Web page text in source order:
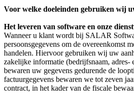
Voor welke doeleinden gebruiken wij
Het leveren van software en onze
Wanneer u klant wordt bij SALAR
persoonsgegevens om de overeenkomst
handelen. Hiervoor gebruiken wij uw
zakelijke informatie (bedrijfsnaam, adres-
bewaren uw gegevens gedurende de
factuurgegevens bewaren we tot zeven
contract, in het kader van de fiscale